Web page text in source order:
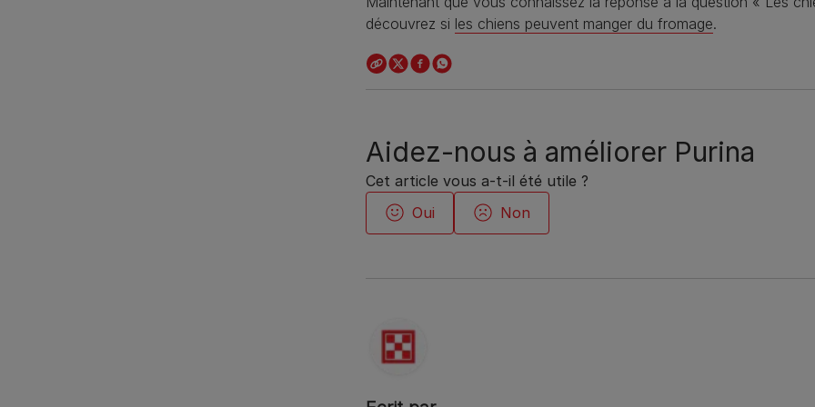
découvrez si les chiens peuvent manger du fromage.
Aidez-nous à améliorer Purina
Cet article vous a-t-il été utile ?